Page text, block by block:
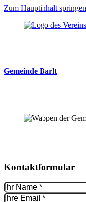
Zum Hauptinhalt springen
Gemeinde Barlt
Kontakt­formular